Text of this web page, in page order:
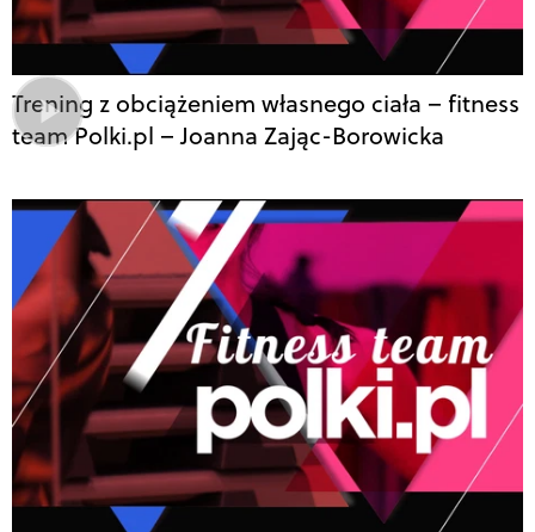
Trening z obciążeniem własnego ciała – fitness
team Polki.pl – Joanna Zając-Borowicka